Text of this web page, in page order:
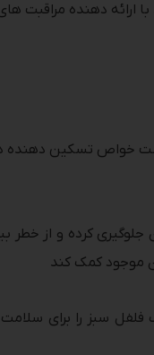
با ارائه دهنده
تسکین دهنده
جلوگیری کرده و از
موجود کمک کند
سبز را برای